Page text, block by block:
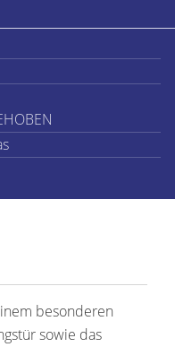
besonderen
sowie das